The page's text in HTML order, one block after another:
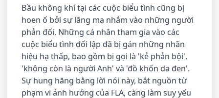
Bầu không khí tại các cuộc biểu tình cũng bị
hoen ố bởi sự lăng mạ nhắm vào những người
phản đối. Những cá nhân tham gia vào các
cuộc biểu tình đối lập đã bị gán những nhãn
hiệu hạ thấp, bao gồm bị gọi là 'kẻ phản bội',
'không còn là người Anh' và 'đồ khốn da đen'.
Sự hung hăng bằng lời nói này, bắt nguồn từ
phạm vi ảnh hưởng của FLA, càng làm suy yếu